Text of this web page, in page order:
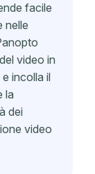
facile
nelle
video in
incolla il
la
dei
video